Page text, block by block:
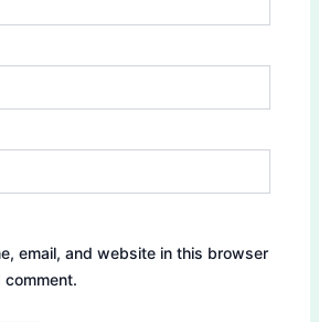
email, and website in this browser